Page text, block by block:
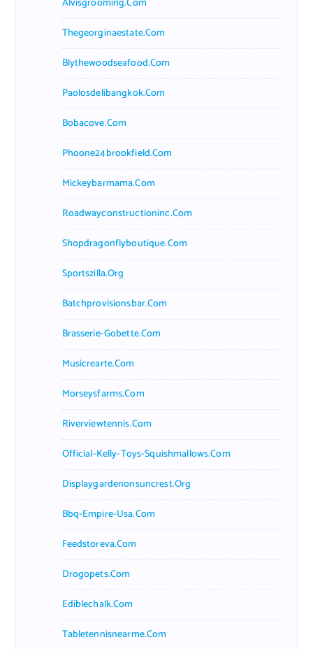
Thegeorginaestate.com
Blythewoodseafood.com
Paolosdelibangkok.com
Bobacove.com
Phoone24brookfield.com
Mickeybarmama.com
Roadwayconstructioninc.com
Shopdragonflyboutique.com
Sportszilla.org
Batchprovisionsbar.com
Brasserie-Gobette.com
Musicrearte.com
Morseysfarms.com
Riverviewtennis.com
Official-Kelly-Toys-Squishmallows.com
Displaygardenonsuncrest.org
Bbq-Empire-Usa.com
Feedstoreva.com
Drogopets.com
Ediblechalk.com
Tabletennisnearme.com